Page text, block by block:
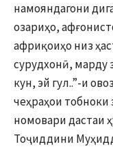
намояндагони
озариҳо,
африқоиҳо низ
сурудхонӣ, марду
кун, эй гул..”-и
чеҳраҳои тобноки
номовари дастаи
Тоҷиддини